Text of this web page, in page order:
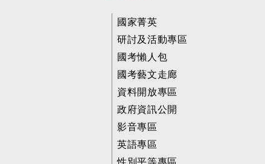
國家菁英
研討及活動專區
國考懶人包
國考藝文走廊
資料開放專區
政府資訊公開
影音專區
英語專區
性別平等專區